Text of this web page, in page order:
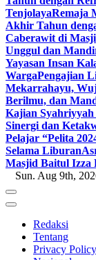
TenjolayaRemaja
Akhir Tahun
Caberawit di
Unggul dan
Yayasan Insan
WargaPengajian
Mekarrahayu,
Berilmu, dan
Kajian
Sinergi dan
Pelajar “Pelita
Selama Liburan
Masjid Baitul Izza
Sun. Aug 9th,
Redaksi
Tentang
Privacy Policy